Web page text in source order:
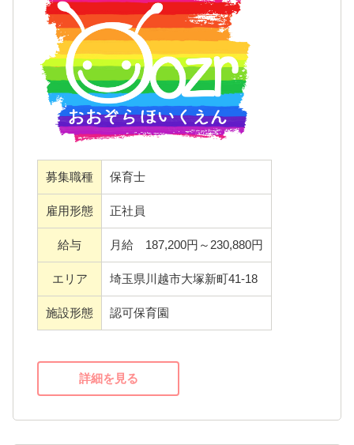
「あそびのてんさい保育園」は、遊ぶ・食べ
る・ 笑う・お話しすることが大好きで、お友
達も家族もみんな大好き！！そんな健やかな
心身（こころ）を持った子どもたちの笑顔と
希望がたくさんつまった、明るい未来の宝箱
です。
期を、大人の観点で左右せず、家族の一員と
して温かく子どもの今を尊重し磨く事が、当
園の考える〝保育〟です。
★働きやすい環境
いただけるよう、持ち帰り仕事や残業は殆ど
ど、仕事を頑張れる環境を整えています。
募集職種 保育士
雇用形態 正社員
給与 月給 187,200円～230,880円
エリア 埼玉県川越市大塚新町41-18
施設形態 認可保育園
詳細を見る